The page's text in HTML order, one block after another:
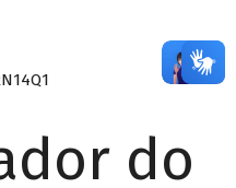
do